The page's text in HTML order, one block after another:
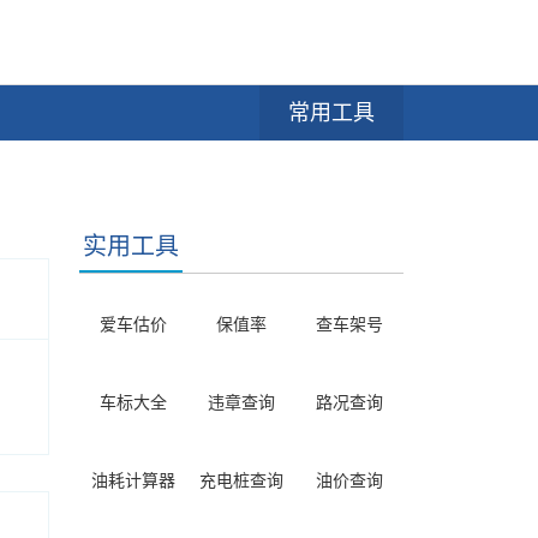
常用工具
实用工具
爱车估价 保值率 查车架号
车标大全 违章查询 路况查询
油耗计算器 充电桩查询 油价查询